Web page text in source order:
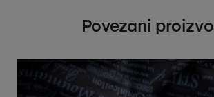
Povezani